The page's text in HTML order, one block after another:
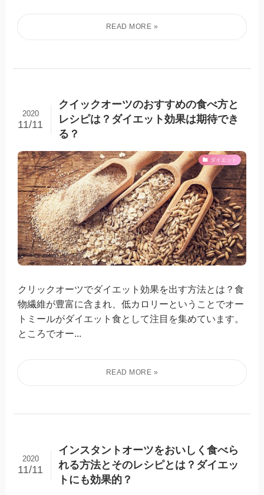
クイックオーツのおすすめの食べ方と
レシピは？ダイエット効果は期待でき
る？
2020
11/11
ダイエット
クリックオーツでダイエット効果を出す方法とは？食
物繊維が豊富に含まれ、低カロリーということでオー
トミールがダイエット食として注目を集めています。
ところでオー...
インスタントオーツをおいしく食べら
れる方法とそのレシピとは？ダイエッ
トにも効果的？
2020
11/11